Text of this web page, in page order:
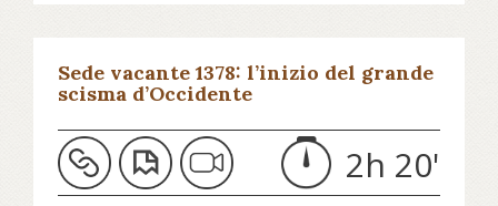
Continua a leggere su vaticannews.va...
del papato di Francesco
su ilpost.it...
Leggi ancheDai funerali al Conclave: cosa
Sede vacante 1378: l’inizio del grande
scisma d’Occidente
2h 20'